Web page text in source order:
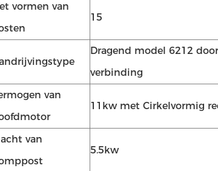
vormen van
15
Dragend model 6212
verbinding
van
11kw met Cirkelvormig
van
5.5kw